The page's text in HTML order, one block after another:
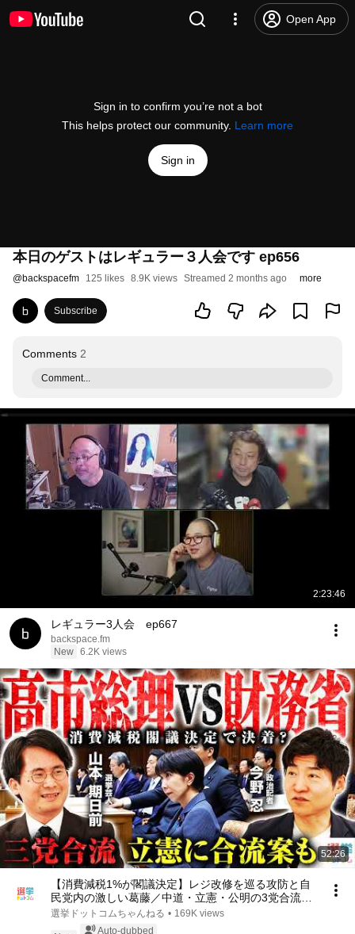
Open App
Sign in to confirm you’re not a bot
This helps protect our community. Learn more
Sign in
本日のゲストはレギュラー３人会です ep656
@backspacefm 125 likes 8.9K views Streamed 2 months ago more
Subscribe
Comments 2
Comment...
2:23:46
レギュラー3人会 ep667
backspace.fm
New 6.2K views
52:26
【消費減税1%が閣議決定】レジ改修を巡る攻防と自
民党内の激しい葛藤／中道・立憲・公明の3党合流構
想に浮上した「第4の選択肢」とは？【今野忍×山本
期日前】｜選挙ドットコム
選挙ドットコムちゃんねる • 169K views
Auto-dubbed